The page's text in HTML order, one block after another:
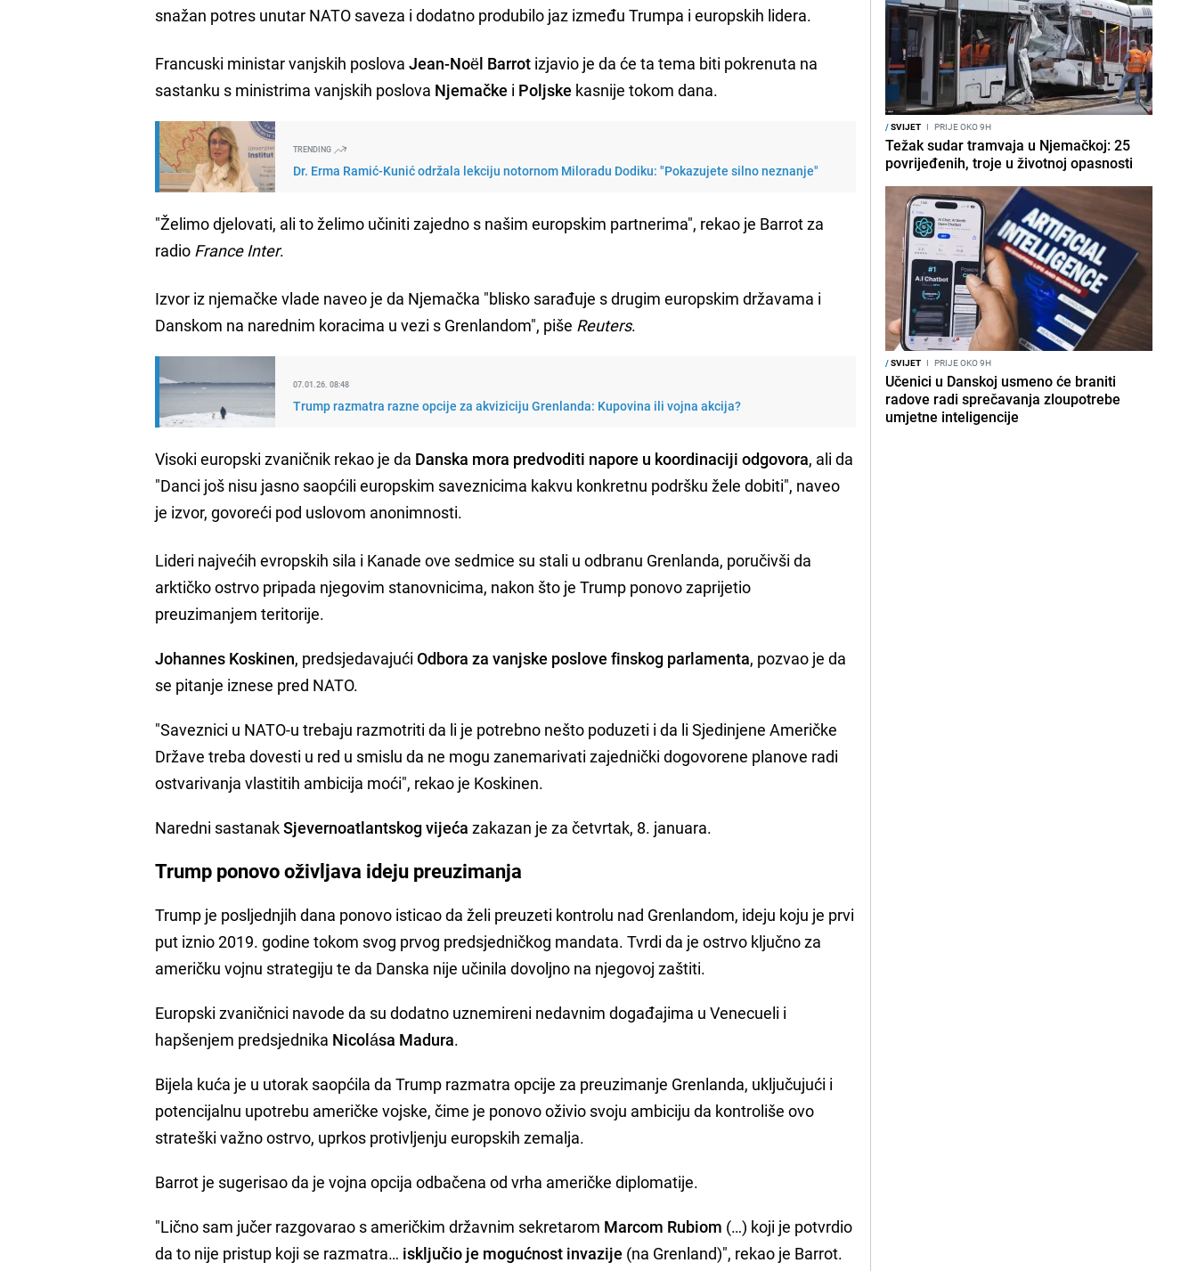
snažan potres unutar NATO saveza i dodatno produbilo jaz između Trumpa i europskih lidera.
Francuski ministar vanjskih poslovaJean-Noël Barrot izjavio je da će ta tema biti pokrenuta na
sastanku s ministrima vanjskih poslova Njemačke i Poljske kasnije tokom dana.
TRENDING
Dr. Erma Ramić-Kunić održala lekciju notornom Miloradu Dodiku: "Pokazujete silno neznanje"
"Želimo djelovati, ali to želimo učiniti zajedno s našim europskim partnerima", rekao je Barrot za
radio France Inter.
Izvor iz njemačke vlade naveo je da Njemačka "blisko sarađuje s drugim europskim državama i
Danskom na narednim koracima u vezi s Grenlandom", piše Reuters.
07.01.26. 08:48
Trump razmatra razne opcije za akviziciju Grenlanda: Kupovina ili vojna akcija?
Visoki europski zvaničnik rekao je da Danska mora predvoditi napore u koordinaciji odgovora, ali da
"Danci još nisu jasno saopćili europskim saveznicima kakvu konkretnu podršku žele dobiti", naveo
je izvor, govoreći pod uslovom anonimnosti.
Lideri najvećih evropskih sila i Kanade ove sedmice su stali u odbranu Grenlanda, poručivši da
arktičko ostrvo pripada njegovim stanovnicima, nakon što je Trump ponovo zaprijetio
preuzimanjem teritorije.
Johannes Koskinen, predsjedavajućiOdbora za vanjske poslove finskog parlamenta, pozvao je da
se pitanje iznese pred NATO.
"Saveznici u NATO-u trebaju razmotriti da li je potrebno nešto poduzeti i da li Sjedinjene Američke
Države treba dovesti u red u smislu da ne mogu zanemarivati zajednički dogovorene planove radi
ostvarivanja vlastitih ambicija moći", rekao je Koskinen.
Naredni sastanakSjevernoatlantskog vijeća zakazan je za četvrtak, 8. januara.
Trump ponovo oživljava ideju preuzimanja
Trump je posljednjih dana ponovo isticao da želi preuzeti kontrolu nad Grenlandom, ideju koju je prvi
put iznio 2019. godine tokom svog prvog predsjedničkog mandata. Tvrdi da je ostrvo ključno za
američku vojnu strategiju te da Danska nije učinila dovoljno na njegovoj zaštiti.
Europski zvaničnici navode da su dodatno uznemireni nedavnim događajima u Venecueli i
hapšenjem predsjednika Nicolása Madura.
Bijela kuća je u utorak saopćila da Trump razmatra opcije za preuzimanje Grenlanda, uključujući i
potencijalnu upotrebu američke vojske, čime je ponovo oživio svoju ambiciju da kontroliše ovo
strateški važno ostrvo, uprkos protivljenju europskih zemalja.
Barrot je sugerisao da je vojna opcija odbačena od vrha američke diplomatije.
"Lično sam jučer razgovarao s američkim državnim sekretarom Marcom Rubiom (…) koji je potvrdio
da to nije pristup koji se razmatra… isključio je mogućnost invazije (na Grenland)", rekao je Barrot.
/SVIJET I PRIJE OKO 9H
Težak sudar tramvaja u Njemačkoj: 25
povrijeđenih, troje u životnoj opasnosti
/SVIJET I PRIJE OKO 9H
Učenici u Danskoj usmeno će braniti
radove radi sprečavanja zloupotrebe
umjetne inteligencije